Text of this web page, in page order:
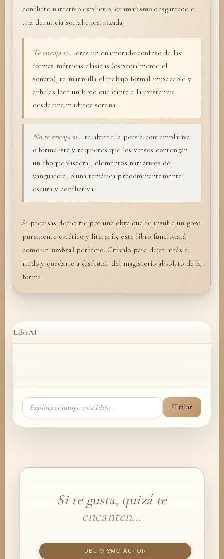
conflicto narrativo explícito, dramatismo desgarrado o
una denuncia social encarnizada.
Te encaja si… eres un enamorado confeso de las
formas métricas clásicas (especialmente el
soneto), te maravilla el trabajo formal impecable y
anhelas leer un libro que cante a la existencia
desde una madurez serena.
No te encaja si… te aburre la poesía contemplativa
o formalista y requieres que los versos contengan
un choque visceral, elementos narrativos de
vanguardia, o una temática predominantemente
oscura y conflictiva.
Si precisas decidirte por una obra que te insufle un gozo
puramente estético y literario, este libro funcionará
como un umbral perfecto. Crúzalo para dejar atrás el
ruido y quedarte a disfrutar del magisterio absoluto de la
forma.
LibrAI
Hablar
Si te gusta, quizá te
encanten…
DEL MISMO AUTOR